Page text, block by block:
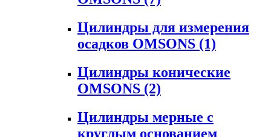
Цилиндры для измерения
осадков OMSONS (1)
Цилиндры конические
OMSONS (2)
Цилиндры мерные с
круглым основанием